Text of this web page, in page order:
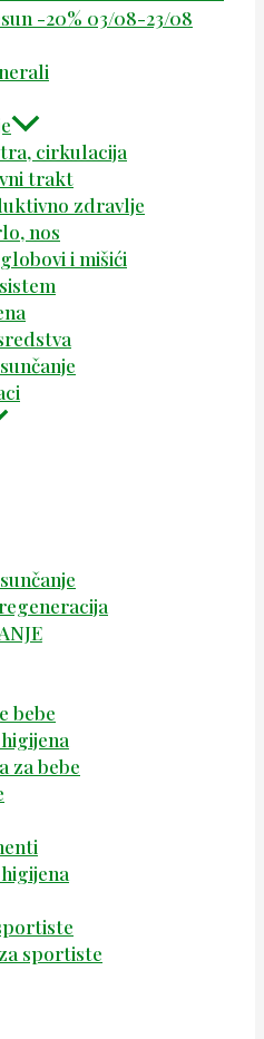
-20% 03/08-23/08
cirkulacija
trakt
zdravlje
nos
i mišići
bebe
za bebe
sportiste